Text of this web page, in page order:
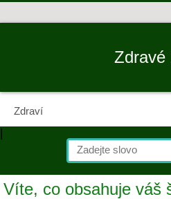
Zdravé
Zdraví
|
Víte, co obsahuje váš